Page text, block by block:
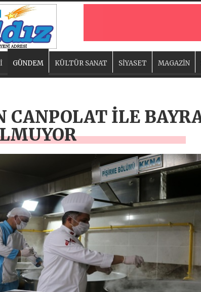
GÜNDEM KÜLTÜR SANAT SİYASET MAGAZİN
CANPOLAT İLE